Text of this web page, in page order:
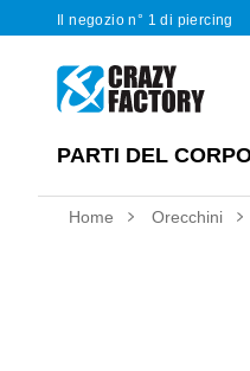
Il negozio n° 1 di piercing
PARTI DEL
Home Orecchini